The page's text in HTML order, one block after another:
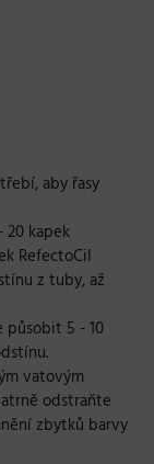
aby řasy
kapek
RefectoCil
z tuby, až
působit 5 - 10
vatovým
odstraňte
zbytků barvy